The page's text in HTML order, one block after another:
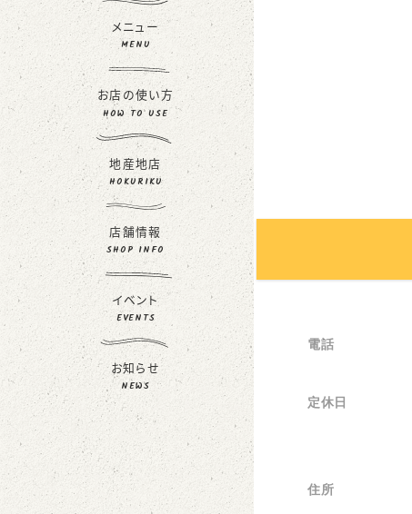
メニュー
MENU
お店の使い方
HOW TO USE
地産地店
HOKURIKU
店舗情報
SHOP INFO
イベント
EVENTS
お知らせ
NEWS
電話
定休日
住所